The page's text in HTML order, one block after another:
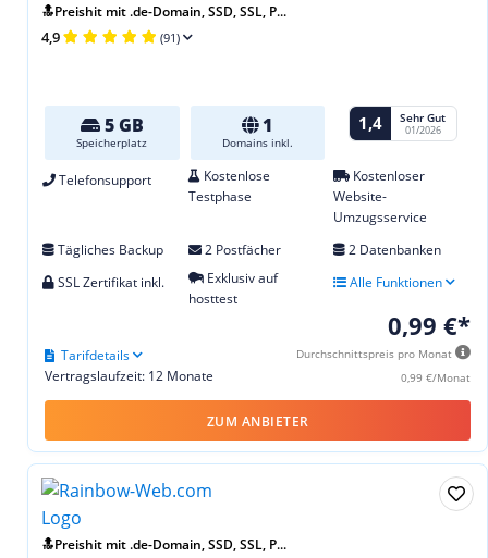
🔝Preishit mit .de-Domain, SSD, SSL, P...
4,9 (91)
5 GB
Speicherplatz
1
Domains inkl.
1,4 Sehr Gut
01/2026
Telefonsupport
Kostenlose
Testphase
Kostenloser
Website-
Umzugsservice
Tägliches Backup
2 Postfächer
2 Datenbanken
SSL Zertifikat inkl.
Exklusiv auf
hosttest
Alle Funktionen
0,99 €*
Durchschnittspreis pro Monat
0,99 €/Monat
Vertragslaufzeit: 12 Monate
Tarifdetails
ZUM ANBIETER
🔝Preishit mit .de-Domain, SSD, SSL, P...